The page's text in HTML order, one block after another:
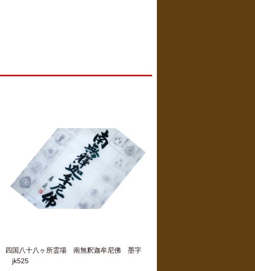
四国八十八ヶ所霊場 南無釈迦牟尼佛 墨字
jk525